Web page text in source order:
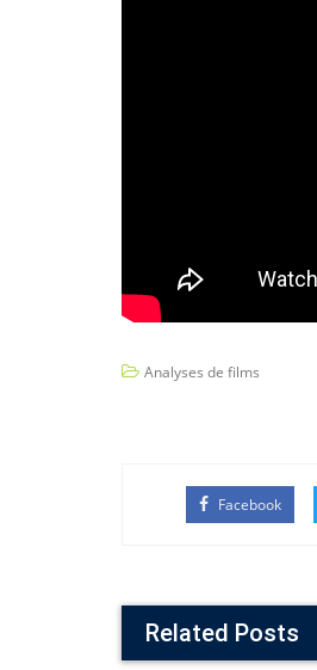
Analyses de films
Facebook
Related Posts